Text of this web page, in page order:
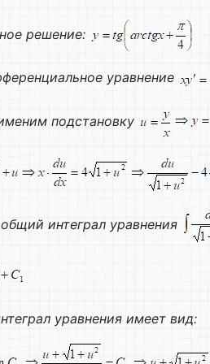
решение:
уравнение
подстановку
интеграл уравнения
уравнения имеет вид: